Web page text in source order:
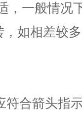
，一般情况
，如相差较
符合箭头指